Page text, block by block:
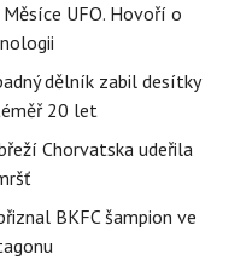
UFO. Hovoří o
dělník zabil desítky
20 let
Chorvatska udeřila
BKFC šampion ve